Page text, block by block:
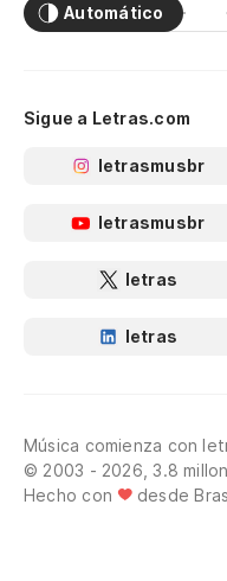
Automático
Sigue a Letras.com
letrasmusbr
letrasmusbr
letras
letras
Música comienza con
© 2003 - 2026, 3.8
Hecho con
desde